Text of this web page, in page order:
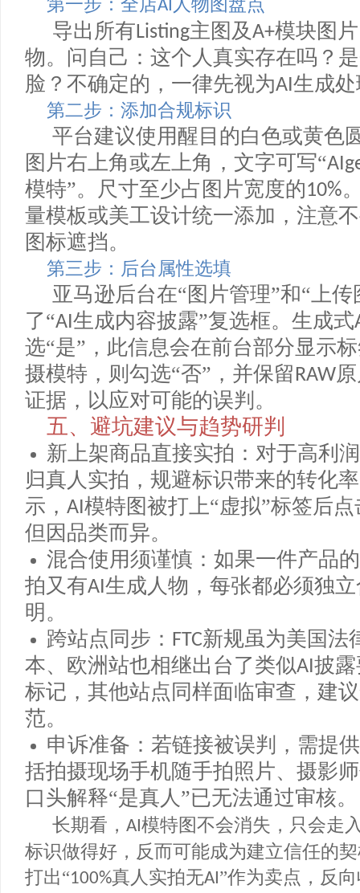
击范围内。
四、紧急合规三步走
对于数以万计的亚马逊卖家，
第一步：全店AI人物图盘点
导出所有Listing主图及A+模块
物。问自己：这个人真实存在吗
脸？不确定的，一律先视为AI生成
第二步：添加合规标识
平台建议使用醒目的白色或黄
图片右上角或左上角，文字可写“
模特”。尺寸至少占图片宽度的10%
量模板或美工设计统一添加，注
图标遮挡。
第三步：后台属性选填
亚马逊后台在“图片管理”和“上
了“AI
生成内容披露”复选框。生成
选“是”，此信息会在前台部分显
摄模特，则勾选“否”，并保留RAW
证据，以应对可能的误判。
五、避坑建议与趋势研判
新上架商品直接实拍：对于高
归真人实拍，规避标识带来的转
示，AI 模特图被打上“虚拟”标签
但因品类而异。
混合使用须谨慎：如果一件产
拍又有
明。
跨站点同步：FTC新规虽为美国
本、欧洲站也相继出台了类似AI披
标记，其他站点同样面临审查，
范。
申诉准备：若链接被误判，需